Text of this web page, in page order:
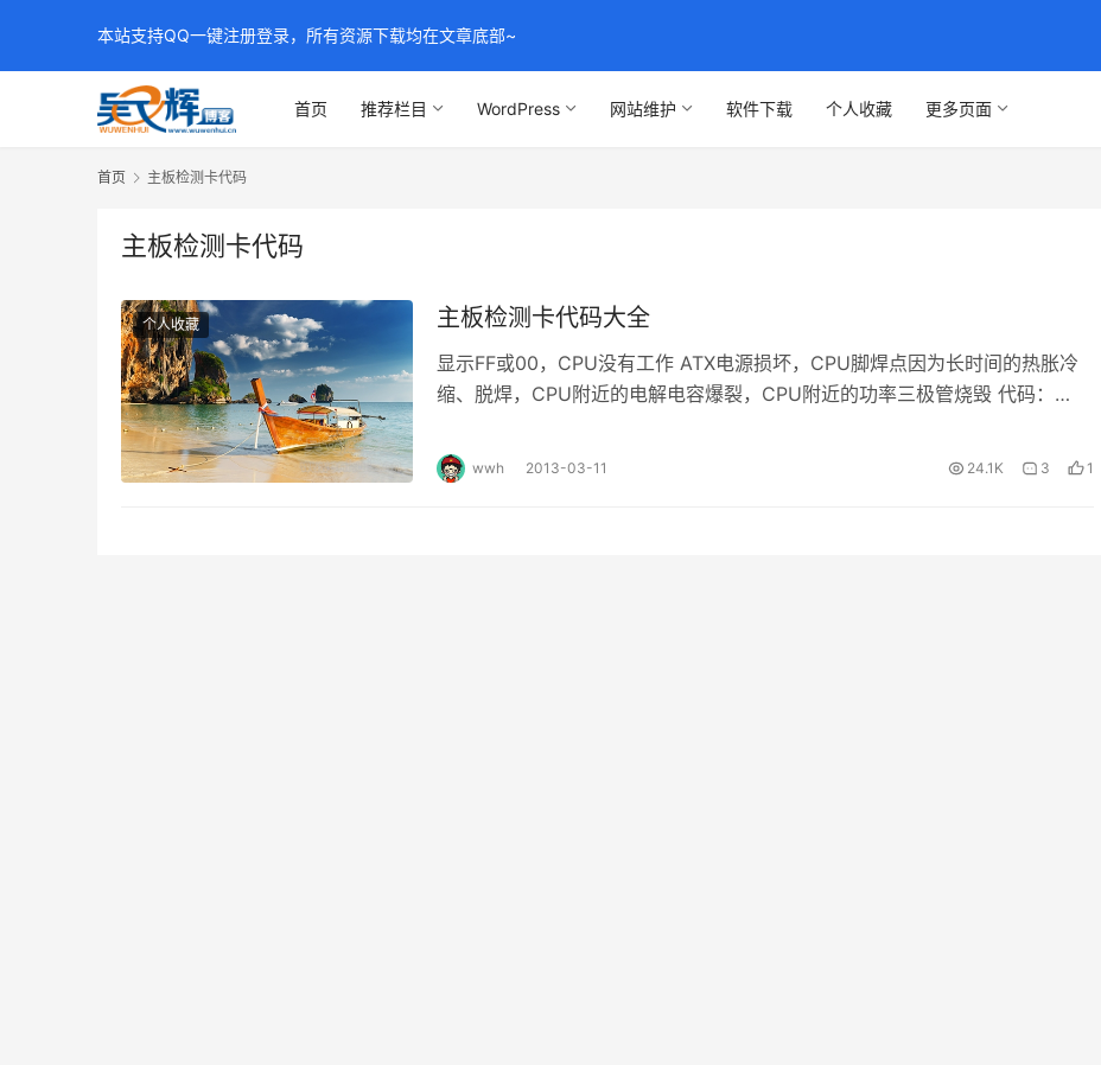
首页 推荐栏目 WordPress 网站维护 软件下载 个人收藏 更多页面
首页 主板检测卡代码
主板检测卡代码
个人收藏 主板检测卡代码大全
显示FF或00，CPU没有工作 ATX电源损坏，CPU脚焊点因为长时间的热胀冷
缩、脱焊，CPU附近的电解电容爆裂，CPU附近的功率三极管烧毁 代码：
wwh 2013-03-11 24.1K 3 1
本站支持QQ一键注册登录，所有资源下载均在文章底部~